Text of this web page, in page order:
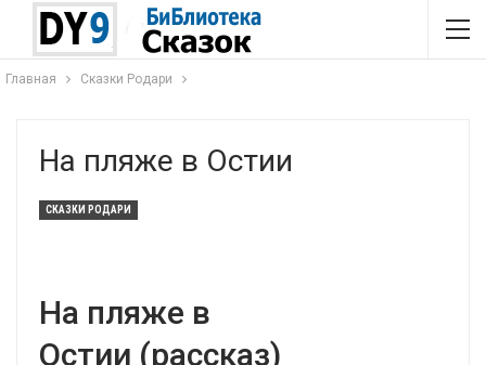
Главная Сказки Родари
На пляже в Остии
СКАЗКИ РОДАРИ
На пляже в
Остии (рассказ)